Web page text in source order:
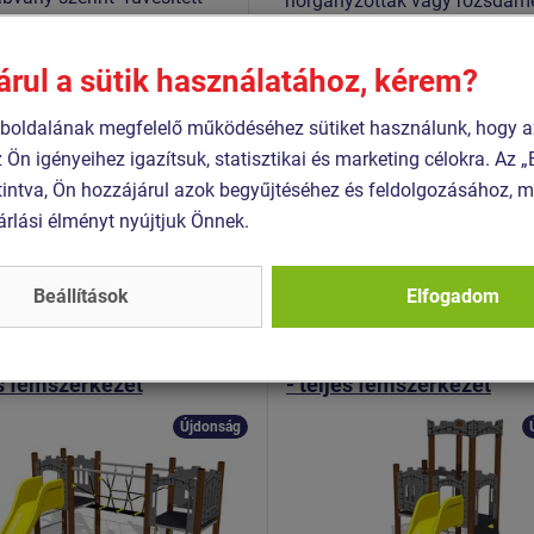
Hasonló
2005K-10
fémszerkezet
Újdonság
Termék - UNH-2061K-10
- teljes fémszerkezet
a sütik használatához, kérem?
megfelelő működéséhez sütiket használunk, hogy
igényeihez igazítsuk, statisztikai és marketing célokra. Az
Ön hozzájárul azok begyűjtéséhez és feldolgozásához,
élményt nyújtjuk Önnek.
Beállítások Elfogadom